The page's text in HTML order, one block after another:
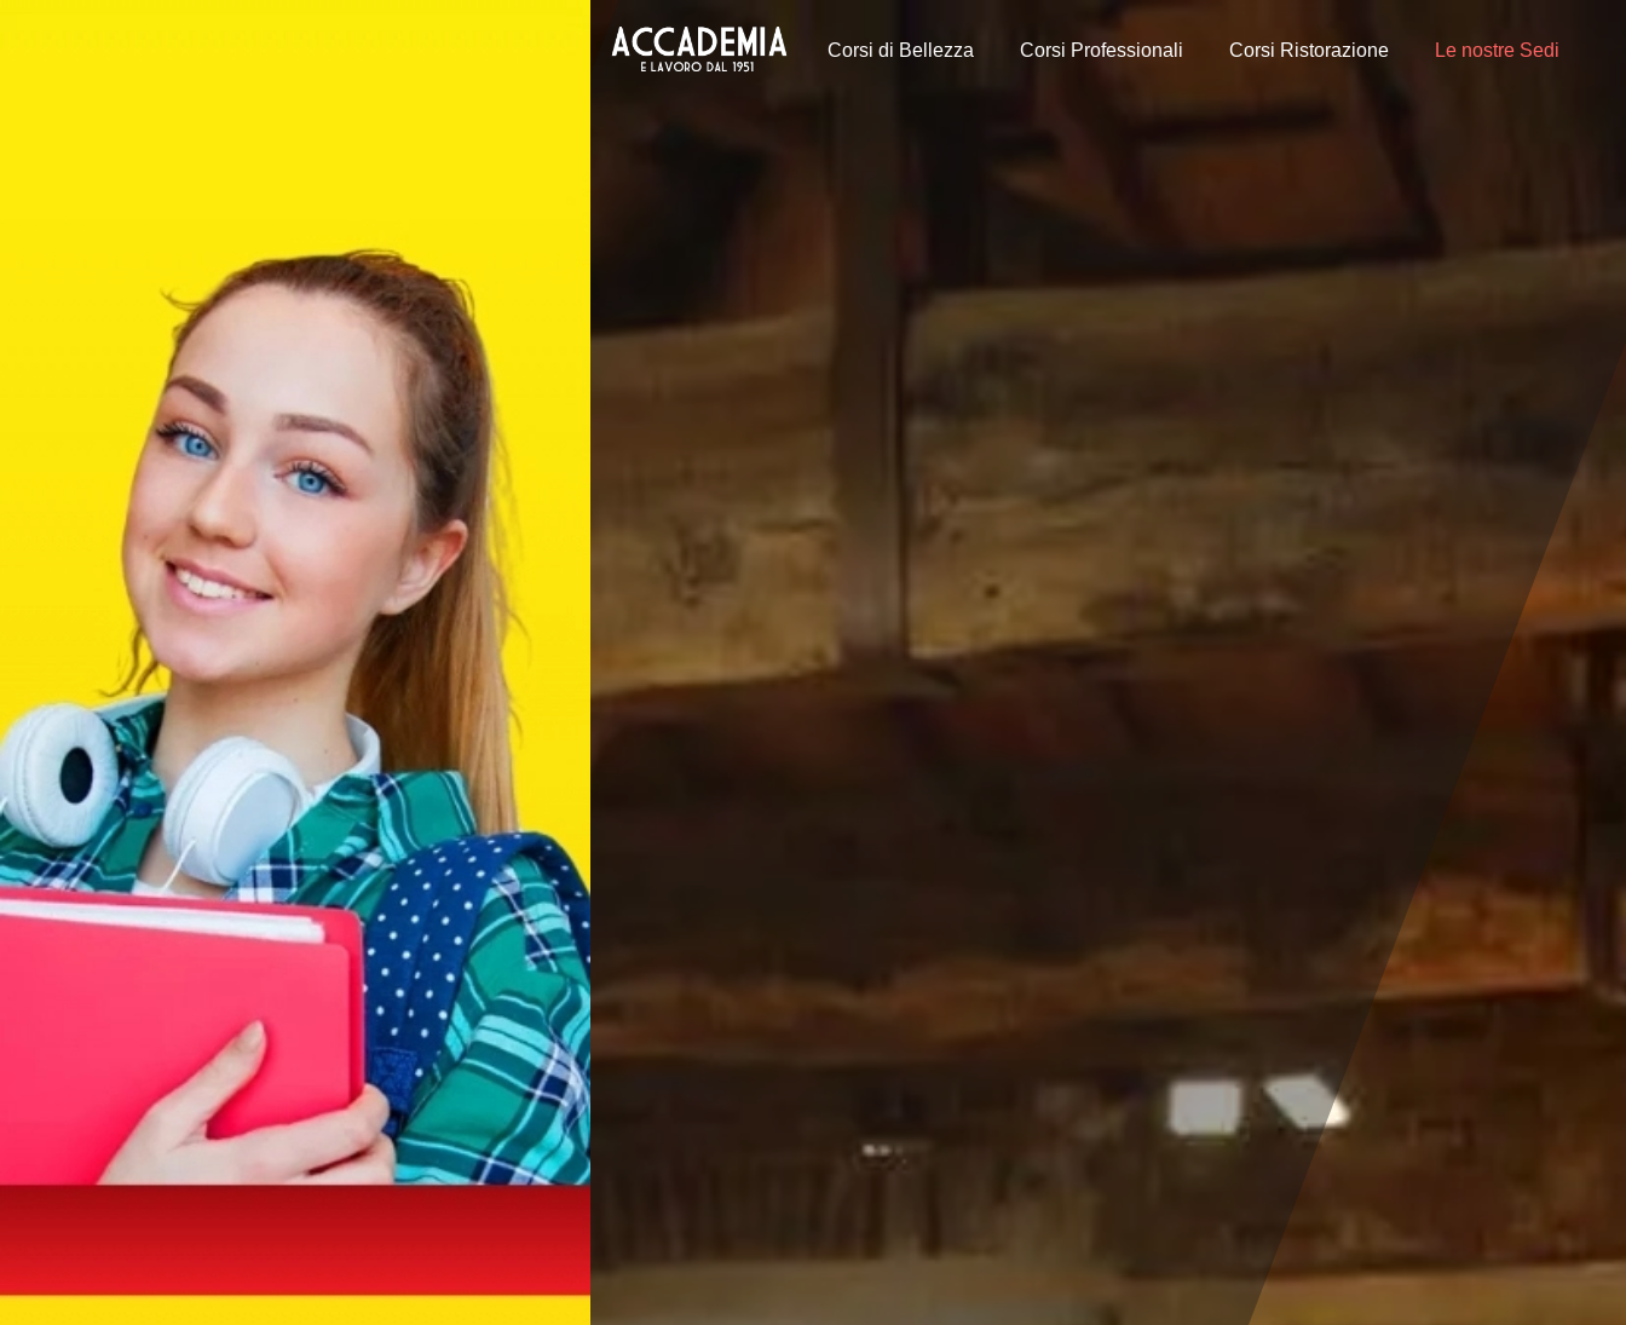
Corsi di Bellezza Corsi Professionali Corsi Ristorazione Le nostre Sedi